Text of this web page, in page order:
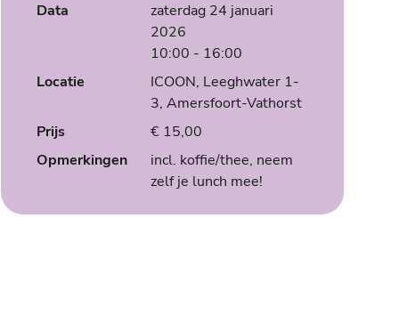
Data
zaterdag 24 januari
2026
10:00 - 16:00
Locatie
ICOON, Leeghwater 1-
3, Amersfoort-Vathorst
Prijs
€ 15,00
Opmerkingen
incl. koffie/thee, neem
zelf je lunch mee!